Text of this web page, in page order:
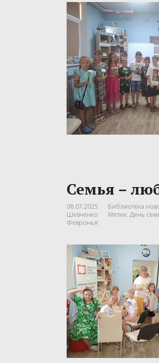
Семья –
08.07.2025 Библиотека
Шевченко
Метки: День
Февронья